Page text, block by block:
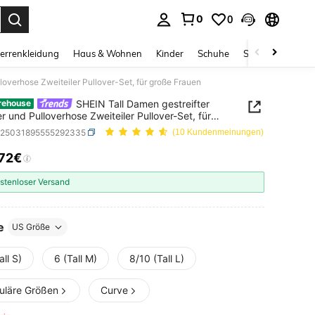
0 0
Haus & Wohnen Kinder Schuhe Schmuck &
Zweiteiler Pullover-Set, für große Frauen
SHEIN Tall Damen gestreifter
und Pulloverhose Zweiteiler Pullover-Set, für
(10 Kundenmeinungen)
AND AVAILABILITY
Versand
US Größe
S) 6 (Tall M) 8/10 (Tall L)
Größen Curve